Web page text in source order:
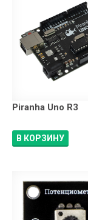
Piranha Uno R3
В КОРЗИНУ